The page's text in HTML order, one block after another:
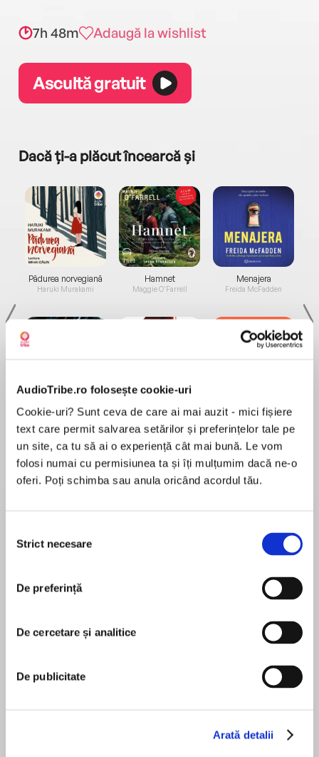
AudioTribe.ro folosește cookie-uri
Cookie-uri? Sunt ceva de care ai mai auzit - mici fișiere
text care permit salvarea setărilor și preferințelor tale pe
un site, ca tu să ai o experiență cât mai bună. Le vom
folosi numai cu permisiunea ta și îți mulțumim dacă ne-o
oferi. Poți schimba sau anula oricând acordul tău.
consimțământului
Strict necesare
De preferință
De cercetare și analitice
De publicitate
Arată detalii
7h 48m Adaugă la wishlist
Ascultă gratuit
Dacă ți-a plăcut încearcă și
Pădurea norvegiană
Haruki Murakami
Elita de Argint (Elita
Hamnet
Maggie O'Farrell
Diavolul se îmbracă de
Menajera
Freida McFadden
Migdală
Sohn Won-pyung
PRIZE What’s standing between you and
What do you do with a generation who’ve had
While taking part in The Transition you and your
adults of a slightly older generation. Freed from
În acest moment nu există recenzii
Luke Kennard